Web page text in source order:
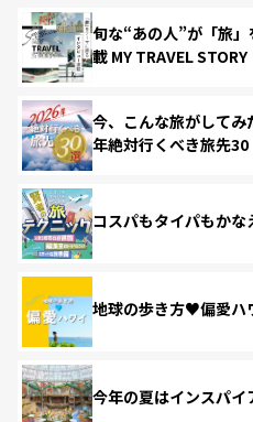
旬な“あの人”が「旅
載 MY TRAVEL STORY
今、こんな旅がして
年絶対行くべき旅先30
コスパもタイパもか
地球の歩き方♥偏愛ハ
今年の夏はインスパイ